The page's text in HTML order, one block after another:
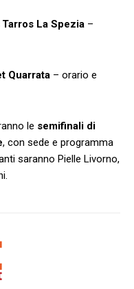
Tarros La Spezia –
Quarrata – orario e
le semifinali di
, con sede e programma
saranno Pielle Livorno,